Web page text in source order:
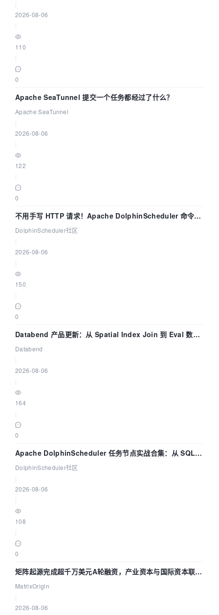
2026-08-06
110
0
Apache SeaTunnel 提交一个任务都经过了什么？
Apache SeaTunnel
2026-08-06
122
0
不用手写 HTTP 请求！Apache DolphinScheduler 命令行
dsctl 两分钟上手
DolphinScheduler社区
2026-08-06
150
0
Databend 产品更新：从 Spatial Index Join 到 Eval 数据
管道
Databend
2026-08-06
164
0
Apache DolphinScheduler 任务节点实战合集：从 SQL、
DataX 到 Spark、Flink 一次配置全打通
DolphinScheduler社区
2026-08-06
108
0
矩阵起源完成超千万美元A轮融资，产业资本与国际资本联手
押注企业级AI基础设施赛道
MatrixOrigin
2026-08-06